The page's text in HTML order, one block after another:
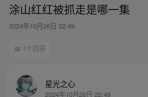
涂山红红被抓走是哪一集
2024年10月26日 22:49
1个回答
星光之心
2024年10月26日 22:49